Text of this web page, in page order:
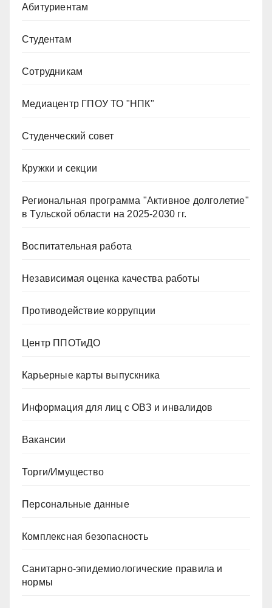
Абитуриентам
Студентам
Сотрудникам
Медиацентр ГПОУ ТО "НПК"
Студенческий совет
Кружки и секции
Региональная программа "Активное долголетие"
в Тульской области на 2025-2030 гг.
Воспитательная работа
Независимая оценка качества работы
Противодействие коррупции
Центр ППОТиДО
Карьерные карты выпускника
Информация для лиц с ОВЗ и инвалидов
Вакансии
Торги/Имущество
Персональные данные
Комплексная безопасность
Санитарно-эпидемиологические правила и
нормы